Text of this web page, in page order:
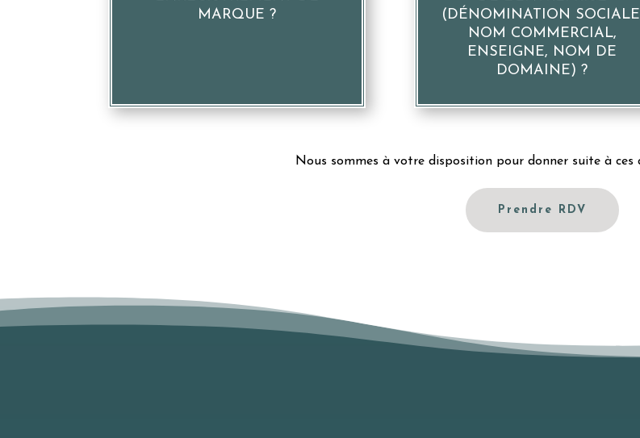
MARQUE ?
(DÉNOMINATION
NOM COMMERCIAL,
ENSEIGNE, NOM DE
DOMAINE) ?
Nous sommes à votre disposition pour donner suite à ces
Prendre RDV